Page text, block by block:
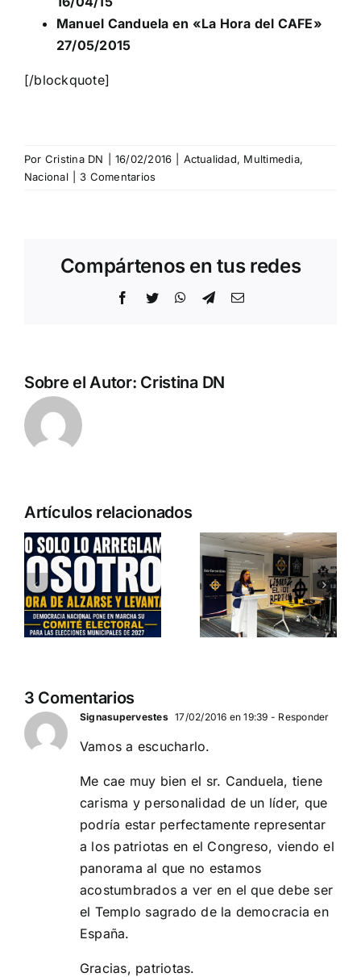
Manuel Canduela en «La Hora del CAFE»
27/05/2015
[/blockquote]
Por Cristina DN 16/02/2016 Actualidad, Multimedia,
Nacional
3 Comentarios
Compártenos en tus redes
Facebook
Twitter WhatsApp
TelegramCorreo
Sobre el Autor: Cristina DN
Artículos relacionados
Entrevista a
Jennifer
Amaro
Departamento Pro-Vida
Crónica
«Marcha SÍ
A LA VIDA»
DN ESTUVO PRESENTE
3 Comentarios
Signasupervestes 17/02/2016 en 19:39 - Responder
Vamos a escucharlo.
Me cae muy bien el sr. Canduela, tiene
carisma y personalidad de un líder, que
podría estar perfectamente representar
a los patriotas en el Congreso, viendo el
panorama al que no estamos
acostumbrados a ver en el que debe ser
el Templo sagrado de la democracia en
España.
Gracias, patriotas.